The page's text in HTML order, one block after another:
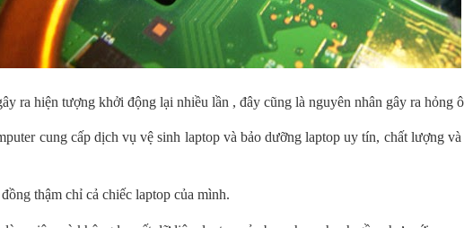
ra hiện tượng khởi động lại nhiều lần , đây cũng là nguyên nhân gây ra hỏng
cung cấp dịch vụ vệ sinh laptop và bảo dưỡng laptop uy tín, chất lượng
thậm chỉ cả chiếc laptop của mình.